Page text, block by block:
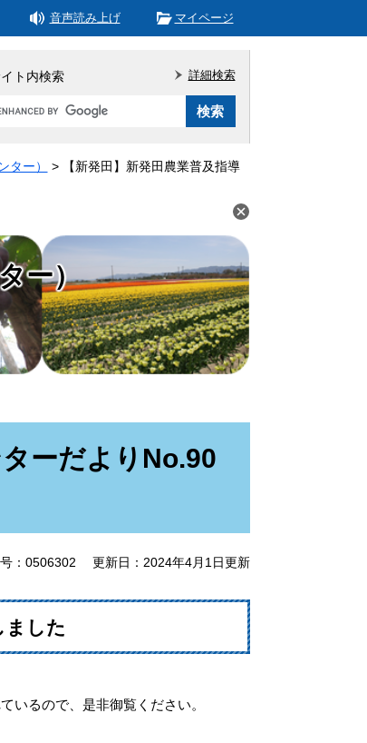
音声読み上げ マイページ
ト内検索 詳細検索
ー） >
【新発田】新発田農業普及指導
ー）
ーだよりNo.90
：0506302 更新日：2024年4月1日更新
ました
いるので、是非御覧ください。